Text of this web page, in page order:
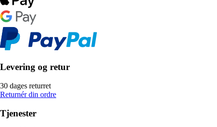
Levering og retur
30 dages returret
Returnér din ordre
Tjenester